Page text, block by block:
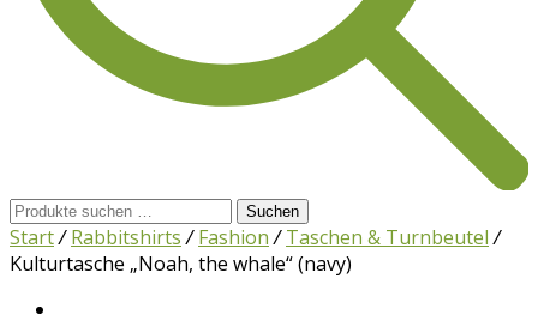
Suchen
nach:
Suchen
Start/ Rabbitshirts / Fashion / Taschen & Turnbeutel /
Kulturtasche „Noah, the whale“ (navy)